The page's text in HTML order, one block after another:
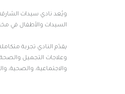
ويُعد نادي سيدات
السيدات والأطفال في
يقدّم النادي تجربة
وعلاجات التجميل
والاجتماعية، والصحية،